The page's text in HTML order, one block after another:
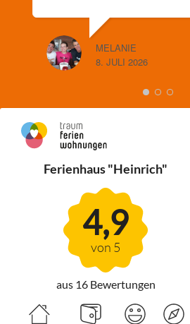
MELANIE
8. JULI 2026
Ferienhaus "Heinrich"
4,9
von 5
aus 16 Bewertungen